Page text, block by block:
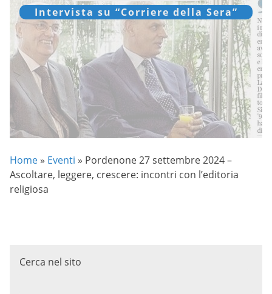
Intervista su “Corriere della Sera”
Home » Eventi » Pordenone 27 settembre 2024 –
Ascoltare, leggere, crescere: incontri con l’editoria
religiosa
Cerca nel sito